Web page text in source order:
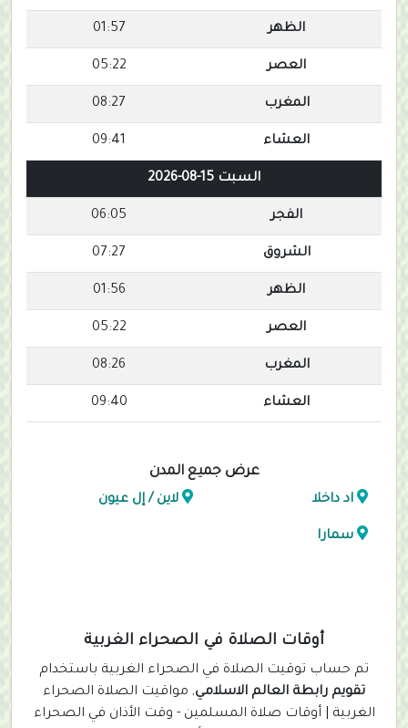
الظهر 01:57
العصر 05:22
المغرب 08:27
العشاء 09:41
السبت 15-08-2026
الفجر 06:05
الشروق 07:27
الظهر 01:56
العصر 05:22
المغرب 08:26
العشاء 09:40
عرض جميع المدن
اد داخلا لاين / إل عيون
سمارا
أوقات الصلاة في الصحراء الغربية
تم حساب توقيت الصلاة في الصحراء الغربية باستخدام
تقويم رابطة العالم الاسلامي, مواقيت الصلاة الصحراء
الغربية | أوقات صلاة المسلمين - وقت الأذان في الصحراء